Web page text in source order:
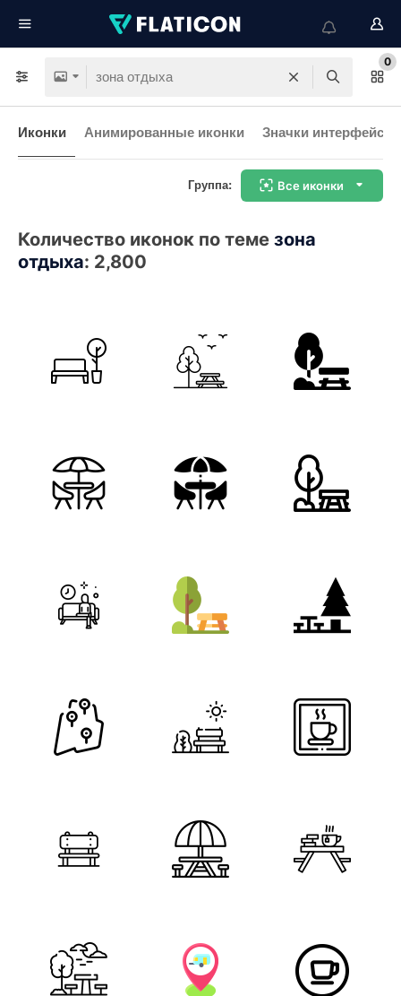
0
Иконки Анимированные иконки Значки интерфейса
Группа: Все иконки
Количество иконок по теме зона
отдыха: 2,800